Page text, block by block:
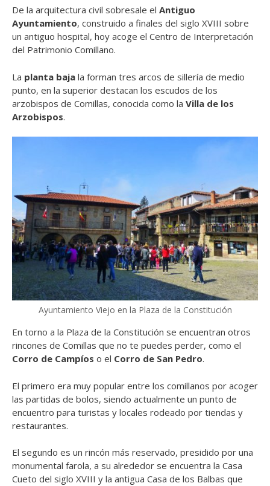
De la arquitectura civil sobresale el Antiguo
Ayuntamiento, construido a finales del siglo XVIII sobre
un antiguo hospital, hoy acoge el Centro de Interpretación
del Patrimonio Comillano.
La planta baja la forman tres arcos de sillería de medio
punto, en la superior destacan los escudos de los
arzobispos de Comillas, conocida como la Villa de los
Arzobispos.
Ayuntamiento Viejo en la Plaza de la Constitución
En torno a la Plaza de la Constitución se encuentran otros
rincones de Comillas que no te puedes perder, como el
Corro de Campíos o el Corro de San Pedro.
El primero era muy popular entre los comillanos por acoger
las partidas de bolos, siendo actualmente un punto de
encuentro para turistas y locales rodeado por tiendas y
restaurantes.
El segundo es un rincón más reservado, presidido por una
monumental farola, a su alrededor se encuentra la Casa
Cueto del siglo XVIII y la antigua Casa de los Balbas que